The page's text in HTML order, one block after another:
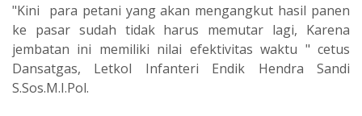
"Kini para petani yang akan mengangkut hasil panen
ke pasar sudah tidak harus memutar lagi, Karena
jembatan ini memiliki nilai efektivitas waktu " cetus
Dansatgas, Letkol Infanteri Endik Hendra Sandi
S.Sos.M.I.Pol.